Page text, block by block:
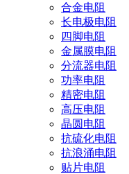
合金电阻
长电极电阻
四脚电阻
金属膜电阻
分流器电阻
功率电阻
精密电阻
高压电阻
晶圆电阻
抗硫化电阻
抗浪涌电阻
贴片电阻